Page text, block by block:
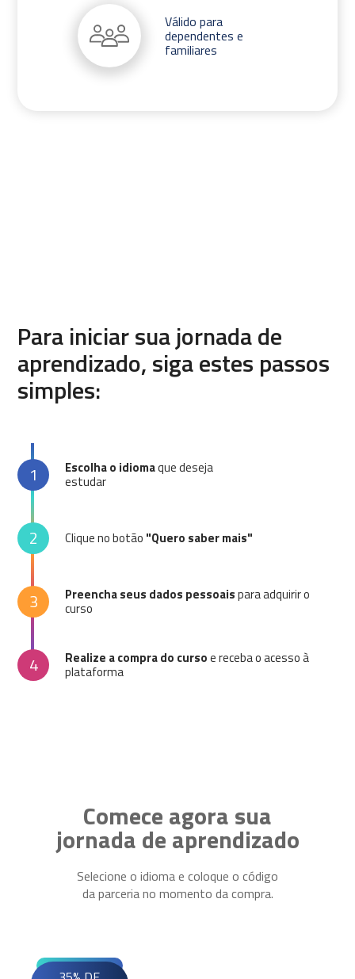
Válido para
dependentes e
familiares
Para iniciar sua jornada de
aprendizado, siga estes passos
simples:
1 Escolha o idiomaque deseja
estudar
2 Clique no botão "Quero saber mais"
3 Preencha seus dados pessoaispara adquirir o
curso
4 Realize a compra do cursoe receba o acesso à
plataforma
Comece agora sua
jornada de aprendizado
Selecione o idioma e coloque o código
da parceria no momento da compra.